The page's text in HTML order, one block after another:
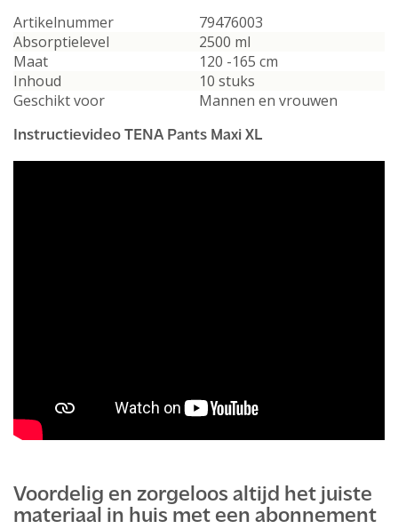
Artikelnummer
79476003
Absorptielevel
2500 ml
Maat
120 -165 cm
Inhoud
10 stuks
Geschikt voor
Mannen en vrouwen
Instructievideo TENA Pants Maxi XL
Voordelig en zorgeloos altijd het juiste
materiaal in huis met een abonnement